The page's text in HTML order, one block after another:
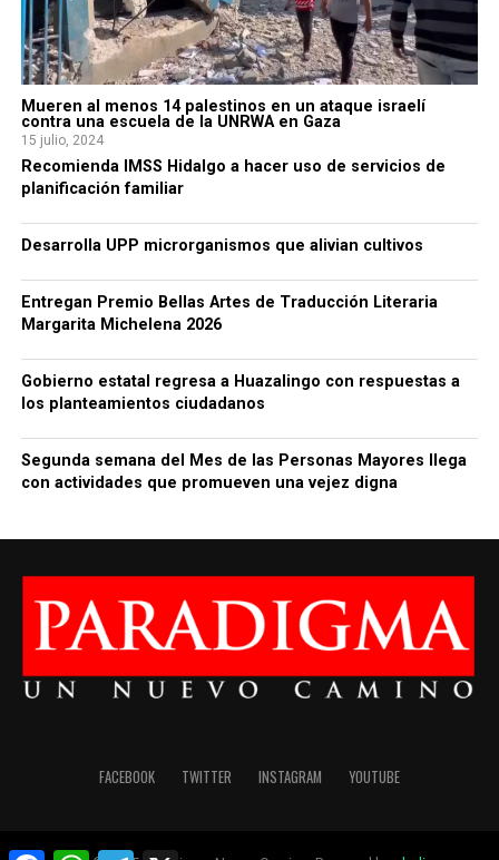
Mueren al menos 14 palestinos en un ataque israelí
contra una escuela de la UNRWA en Gaza
15 julio, 2024
Recomienda IMSS Hidalgo a hacer uso de servicios de
planificación familiar
Desarrolla UPP microrganismos que alivian cultivos
Entregan Premio Bellas Artes de Traducción Literaria
Margarita Michelena 2026
Gobierno estatal regresa a Huazalingo con respuestas a
los planteamientos ciudadanos
Segunda semana del Mes de las Personas Mayores llega
con actividades que promueven una vejez digna
FACEBOOK TWITTER INSTAGRAM YOUTUBE